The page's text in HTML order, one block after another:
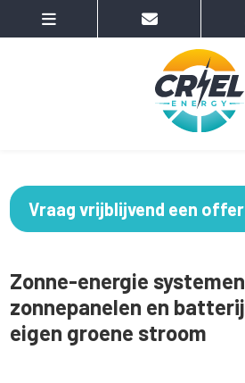
Vraag vrijblijvend een
Zonne-energie
zonnepanelen en
eigen groene stroom